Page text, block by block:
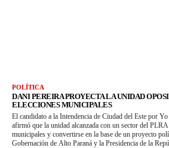
POLÍTICA
DANI PEREIRA PROYECTA LA UNIDAD
ELECCIONES MUNICIPALES
El candidato a la Intendencia de Ciudad del Este por
afirmó que la unidad alcanzada con un sector del
municipales y convertirse en la base de un proyecto
Gobernación de Alto Paraná y la Presidencia de la